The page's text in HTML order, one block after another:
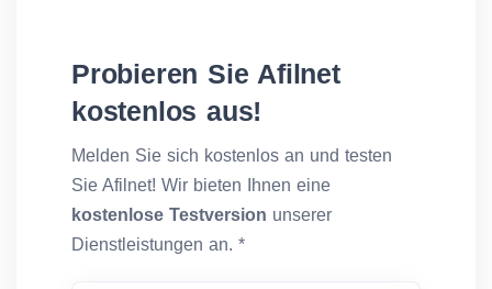
Probieren Sie Afilnet
kostenlos aus!
Melden Sie sich kostenlos an und testen
Sie Afilnet! Wir bieten Ihnen eine
kostenlose Testversion unserer
Dienstleistungen an. *